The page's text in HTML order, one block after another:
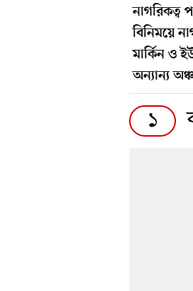
নাগরিকত্ব
বিনিময়ে
মার্কিন ও
অন্যান্য
১